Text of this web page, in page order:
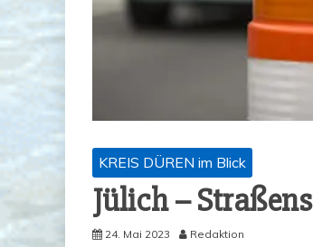
KREIS DÜREN im Blick
Jülich –
24. Mai 2023 Redaktion